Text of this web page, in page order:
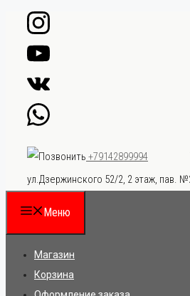
Перейти
содержимому
+79142899994
ул.Дзержинского 52/2, 2 этаж, пав.
Меню
Магазин
Корзина